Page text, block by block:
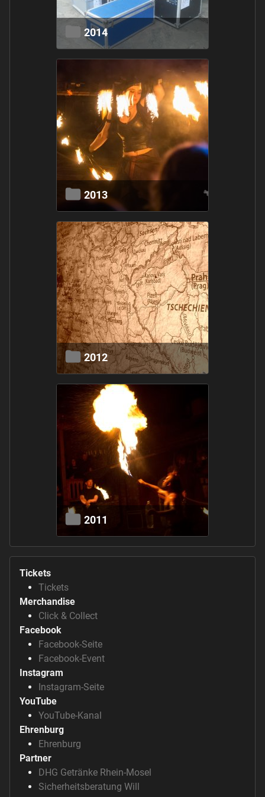
2014
2013
2012
2011
Tickets
Tickets
Merchandise
Click & Collect
Facebook
Facebook-Seite
Facebook-Event
Instagram
Instagram-Seite
YouTube
YouTube-Kanal
Ehrenburg
Ehrenburg
Partner
DHG Getränke Rhein-Mosel
Sicherheitsberatung Will